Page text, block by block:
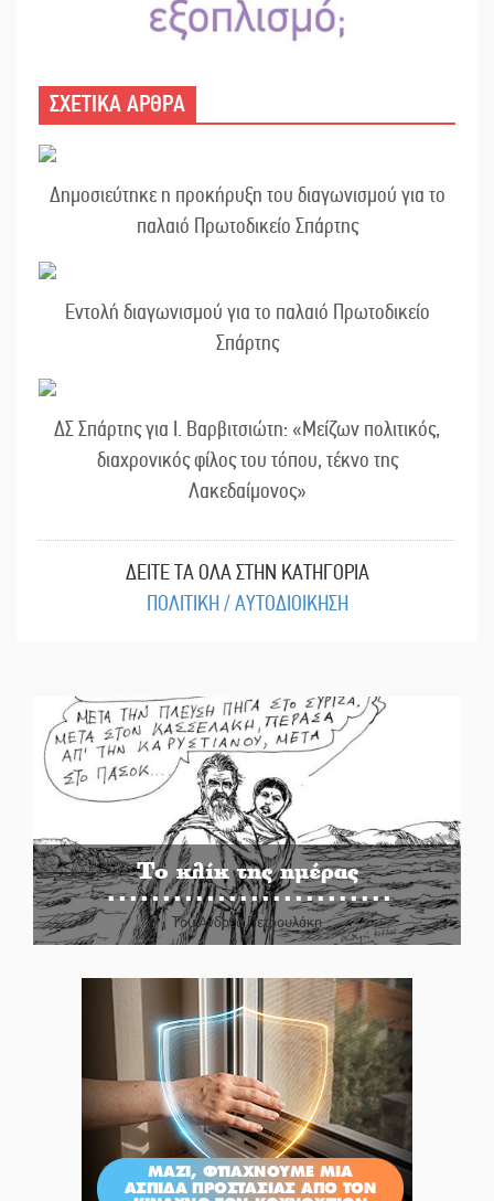
ΣΧΕΤΙΚΑ ΑΡΘΡΑ
Δημοσιεύτηκε η προκήρυξη του διαγωνισμού για το
παλαιό Πρωτοδικείο Σπάρτης
Εντολή διαγωνισμού για το παλαιό Πρωτοδικείο
Σπάρτης
ΔΣ Σπάρτης για Ι. Βαρβιτσιώτη: «Μείζων πολιτικός,
διαχρονικός φίλος του τόπου, τέκνο της
Λακεδαίμονος»
ΔΕΙΤΕ ΤΑ ΟΛΑ ΣΤΗΝ ΚΑΤΗΓΟΡΙΑ
ΠΟΛΙΤΙΚΗ / ΑΥΤΟΔΙΟΙΚΗΣΗ
Το κλίκ της ημέρας
Του Ανδρέα Πετρουλάκη